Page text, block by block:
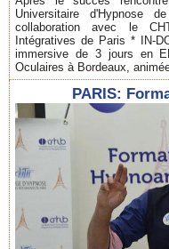
Universitaire d'Hypnose
collaboration avec le
Intégratives de Paris * IN-
immersive de 3 jours en
Oculaires à Bordeaux,
PARIS: